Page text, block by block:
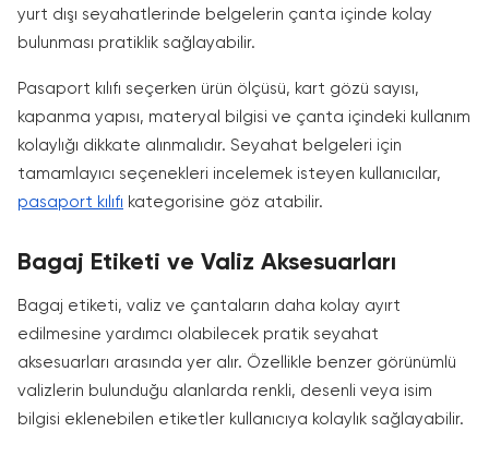
yurt dışı seyahatlerinde belgelerin çanta içinde kolay
bulunması pratiklik sağlayabilir.
Pasaport kılıfı seçerken ürün ölçüsü, kart gözü sayısı,
kapanma yapısı, materyal bilgisi ve çanta içindeki kullanım
kolaylığı dikkate alınmalıdır. Seyahat belgeleri için
tamamlayıcı seçenekleri incelemek isteyen kullanıcılar,
pasaport kılıfı kategorisine göz atabilir.
Bagaj Etiketi ve Valiz Aksesuarları
Bagaj etiketi, valiz ve çantaların daha kolay ayırt
edilmesine yardımcı olabilecek pratik seyahat
aksesuarları arasında yer alır. Özellikle benzer görünümlü
valizlerin bulunduğu alanlarda renkli, desenli veya isim
bilgisi eklenebilen etiketler kullanıcıya kolaylık sağlayabilir.